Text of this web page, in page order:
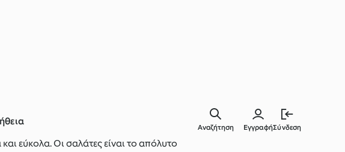
ΕγγραφήΣύνδεση
Αναζήτηση
εύκολα. Οι σαλάτες είναι το απόλυτο